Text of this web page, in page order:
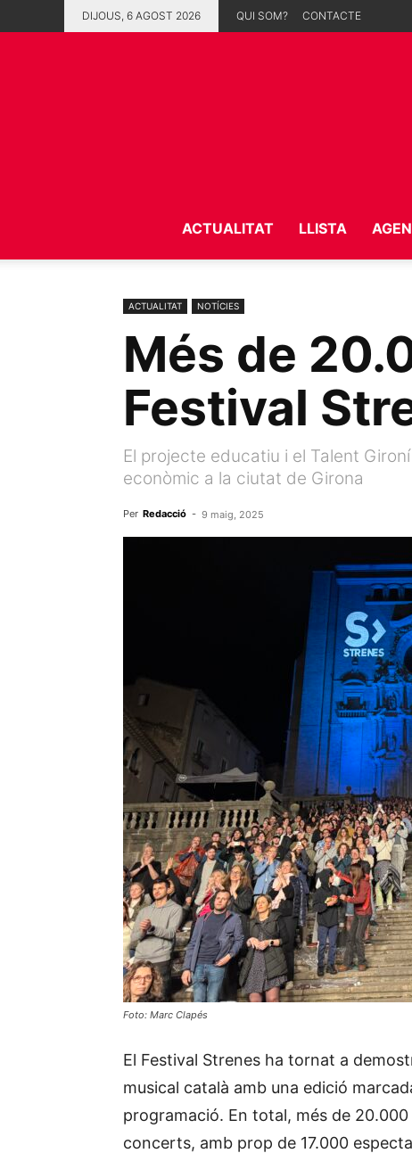
DIJOUS, 6 AGOST 2026 QUI SOM? CONTACTE
ACTUALITAT LLISTA
ACTUALITAT NOTÍCIES
Més de
Festival
El projecte educatiu i el Talent
econòmic a la ciutat de Girona
Per Redacció - 9 maig, 2025
Foto: Marc Clapés
El Festival Strenes ha tornat a
musical català amb una edició
programació. En total, més de
concerts, amb prop de 17.000